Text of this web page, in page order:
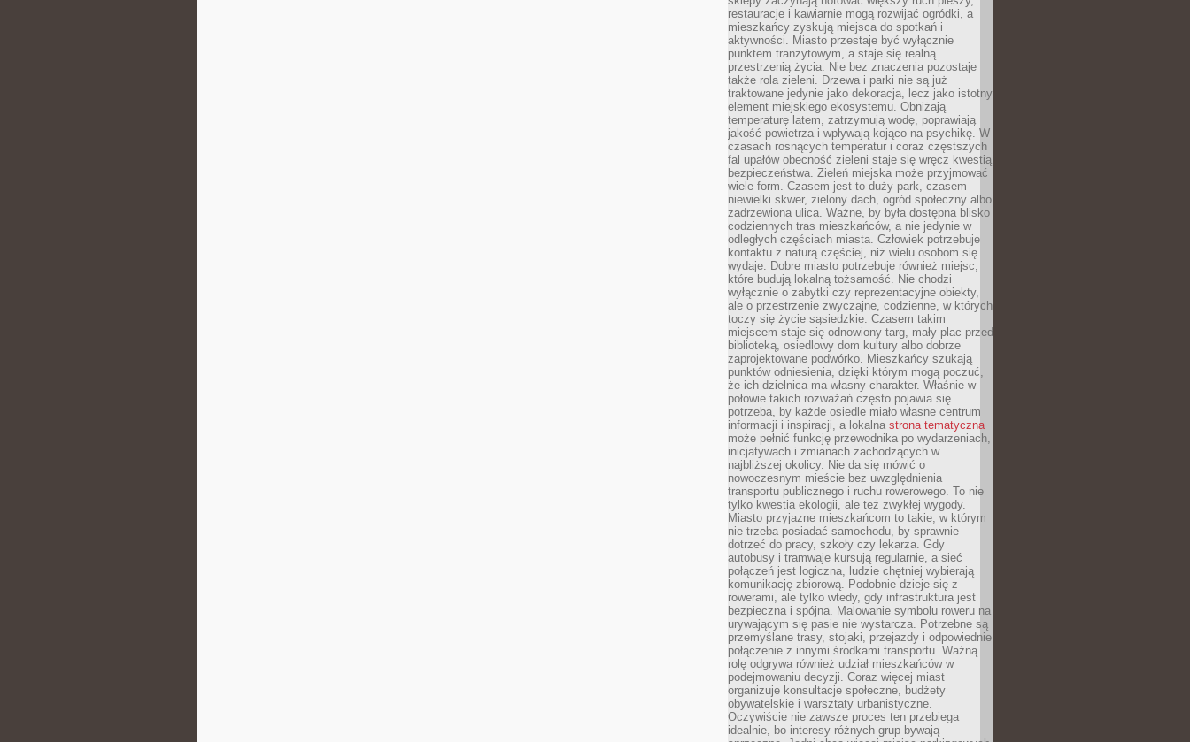
restauracje i kawiarnie mogą rozwijać ogródki, a
mieszkańcy zyskują miejsca do spotkań i
aktywności. Miasto przestaje być wyłącznie
punktem tranzytowym, a staje się realną
przestrzenią życia. Nie bez znaczenia pozostaje
także rola zieleni. Drzewa i parki nie są już
traktowane jedynie jako dekoracja, lecz jako istotny
element miejskiego ekosystemu. Obniżają
temperaturę latem, zatrzymują wodę, poprawiają
jakość powietrza i wpływają kojąco na psychikę. W
czasach rosnących temperatur i coraz częstszych
fal upałów obecność zieleni staje się wręcz kwestią
bezpieczeństwa. Zieleń miejska może przyjmować
wiele form. Czasem jest to duży park, czasem
niewielki skwer, zielony dach, ogród społeczny albo
zadrzewiona ulica. Ważne, by była dostępna blisko
codziennych tras mieszkańców, a nie jedynie w
odległych częściach miasta. Człowiek potrzebuje
kontaktu z naturą częściej, niż wielu osobom się
wydaje. Dobre miasto potrzebuje również miejsc,
które budują lokalną tożsamość. Nie chodzi
wyłącznie o zabytki czy reprezentacyjne obiekty,
ale o przestrzenie zwyczajne, codzienne, w których
toczy się życie sąsiedzkie. Czasem takim
miejscem staje się odnowiony targ, mały plac przed
biblioteką, osiedlowy dom kultury albo dobrze
zaprojektowane podwórko. Mieszkańcy szukają
punktów odniesienia, dzięki którym mogą poczuć,
że ich dzielnica ma własny charakter. Właśnie w
połowie takich rozważań często pojawia się
potrzeba, by każde osiedle miało własne centrum
informacji i inspiracji, a lokalna strona tematyczna
może pełnić funkcję przewodnika po wydarzeniach,
inicjatywach i zmianach zachodzących w
najbliższej okolicy. Nie da się mówić o
nowoczesnym mieście bez uwzględnienia
transportu publicznego i ruchu rowerowego. To nie
tylko kwestia ekologii, ale też zwykłej wygody.
Miasto przyjazne mieszkańcom to takie, w którym
nie trzeba posiadać samochodu, by sprawnie
dotrzeć do pracy, szkoły czy lekarza. Gdy
autobusy i tramwaje kursują regularnie, a sieć
połączeń jest logiczna, ludzie chętniej wybierają
komunikację zbiorową. Podobnie dzieje się z
rowerami, ale tylko wtedy, gdy infrastruktura jest
bezpieczna i spójna. Malowanie symbolu roweru na
urywającym się pasie nie wystarcza. Potrzebne są
przemyślane trasy, stojaki, przejazdy i odpowiednie
połączenie z innymi środkami transportu. Ważną
rolę odgrywa również udział mieszkańców w
podejmowaniu decyzji. Coraz więcej miast
organizuje konsultacje społeczne, budżety
obywatelskie i warsztaty urbanistyczne.
Oczywiście nie zawsze proces ten przebiega
idealnie, bo interesy różnych grup bywają